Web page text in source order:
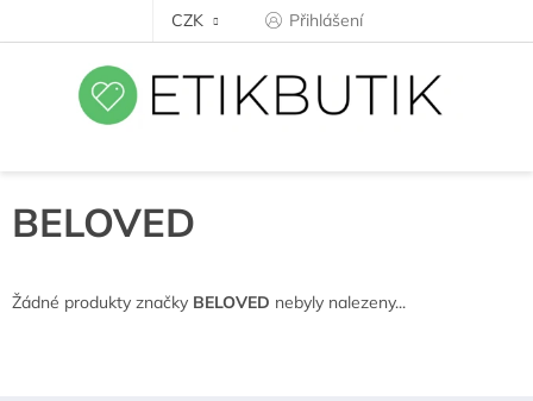
CZK Přihlášení
BELOVED
Žádné produkty značky BELOVED nebyly nalezeny...